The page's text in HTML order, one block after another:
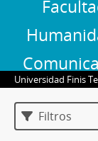
Universidad Finis
Filtros